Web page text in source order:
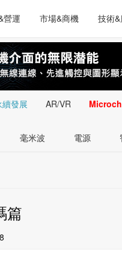
測試量測
軟體/工具 醫療
人工智慧 安防
營運 市場&商機 技術
醫療
類比
嵌入
軟體/工具 醫療
人工智慧 安防
醫療
類比
嵌入
智慧
控技
續發展 AR/VR
毫米波 電源
篇